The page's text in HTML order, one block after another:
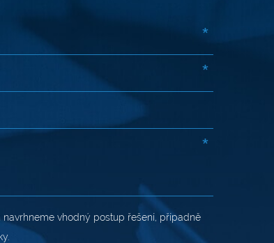
*
*
*
vhodný postup řešení, případně